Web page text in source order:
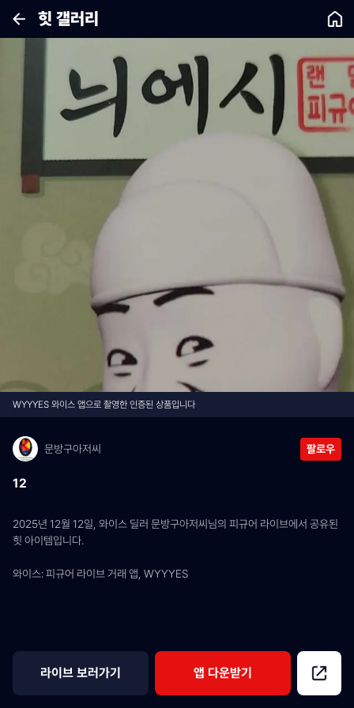
힛 갤러리
WYYYES 와이스 앱으로 촬영한 인증된 상품입니다
문방구아저씨 팔로우
12
2025년 12월 12일, 와이스 딜러 문방구아저씨님의 피규어 라이브에서 공유된
힛 아이템입니다.
와이스: 피규어 라이브 거래 앱, WYYYES
라이브 보러가기 앱 다운받기